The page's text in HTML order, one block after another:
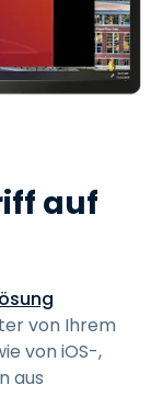
auf
von Ihrem
von iOS-,
aus